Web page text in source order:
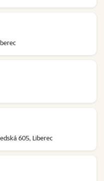
605, Liberec